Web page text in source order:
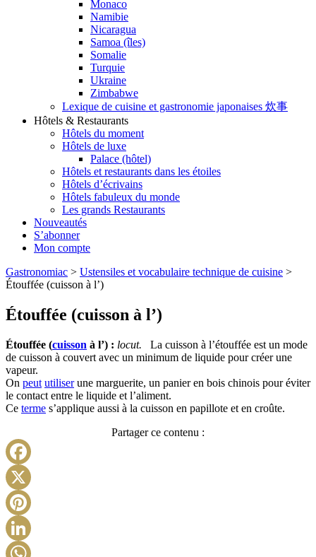
Monaco
Namibie
Nicaragua
Samoa (îles)
Somalie
Turquie
Ukraine
Zimbabwe
Lexique de cuisine et gastronomie japonaises 炊事
Hôtels & Restaurants
Hôtels du moment
Hôtels de luxe
Palace (hôtel)
Hôtels et restaurants dans les étoiles
Hôtels d’écrivains
Hôtels fabuleux du monde
Les grands Restaurants
Nouveautés
S’abonner
Mon compte
Gastronomiac > Ustensiles et vocabulaire technique de cuisine >
Étouffée (cuisson à l’)
Étouffée (cuisson à l’)
Étouffée (cuisson à l’) : locut. La cuisson à l’étouffée est un mode
de cuisson à couvert avec un minimum de liquide pour créer une
vapeur.
On peut utiliserune marguerite, un panier en bois chinois pour éviter
le contact entre le liquide et l’aliment.
Ce terme s’applique aussi à la cuisson en papillote et en croûte.
Partager ce contenu :